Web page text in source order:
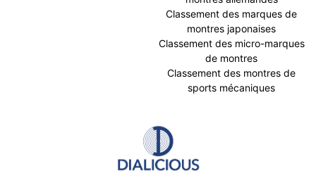
Classement des marques de
montres japonaises
Classement des micro-marques
de montres
Classement des montres de
sports mécaniques